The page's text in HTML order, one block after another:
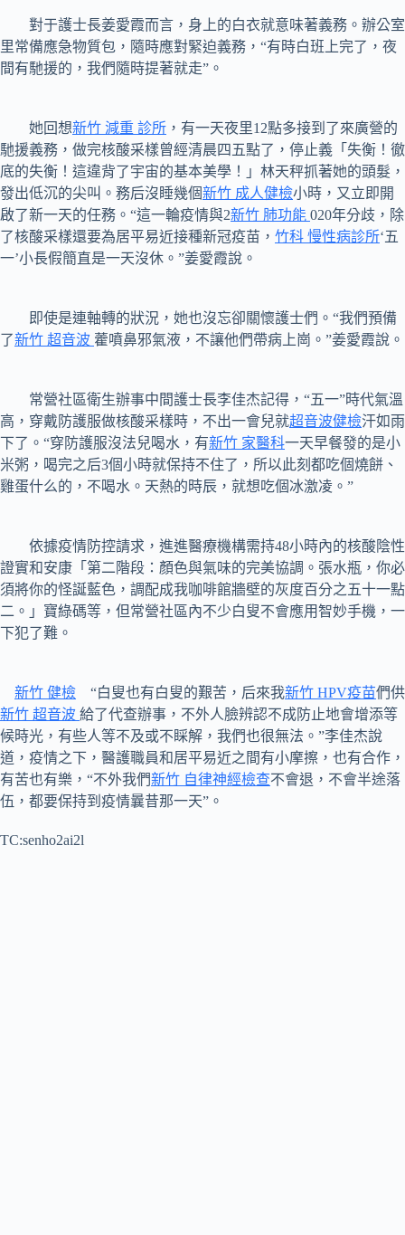
對于護士長姜愛霞而言，身上的白衣就意味著義務。辦公室
里常備應急物質包，隨時應對緊迫義務，“有時白班上完了，夜
間有馳援的，我們隨時提著就走”。
她回想新竹 減重 診所 ，有一天夜里12點多接到了來廣營的
馳援義務，做完核酸采樣曾經清晨四五點了，停止義「失衡！徹
底的失衡！這違背了宇宙的基本美學！」林天秤抓著她的頭髮，
發出低沉的尖叫。務后沒睡幾個新竹 成人健檢小時，又立即開
啟了新一天的任務。“這一輪疫情與2新竹 肺功能 020年分歧，除
了核酸采樣還要為居平易近接種新冠疫苗， 竹科 慢性病診所‘五
一’小長假簡直是一天沒休。”姜愛霞說。
即使是連軸轉的狀況，她也沒忘卻關懷護士們。“我們預備
了新竹 超音波 藿噴鼻邪氣液，不讓他們帶病上崗。”姜愛霞說。
常營社區衛生辦事中間護士長李佳杰記得，“五一”時代氣溫
高，穿戴防護服做核酸采樣時，不出一會兒就超音波健檢汗如雨
下了。“穿防護服沒法兒喝水，有新竹 家醫科一天早餐發的是小
米粥，喝完之后3個小時就保持不住了，所以此刻都吃個燒餅、
雞蛋什么的，不喝水。天熱的時辰，就想吃個冰激凌。”
依據疫情防控請求，進進醫療機構需持48小時內的核酸陰性
證實和安康「第二階段：顏色與氣味的完美協調。張水瓶，你必
須將你的怪誕藍色，調配成我咖啡館牆壁的灰度百分之五十一點
二。」寶綠碼等，但常營社區內不少白叟不會應用智妙手機，一
下犯了難。
新竹 健檢 “白叟也有白叟的艱苦，后來我新竹 HPV疫苗們供
新竹 超音波 給了代查辦事，不外人臉辨認不成防止地會增添等
候時光，有些人等不及或不睬解，我們也很無法。”李佳杰說
道，疫情之下，醫護職員和居平易近之間有小摩擦，也有合作，
有苦也有樂，“不外我們新竹 自律神經檢查不會退，不會半途落
伍，都要保持到疫情曩昔那一天”。
TC:senho2ai2l